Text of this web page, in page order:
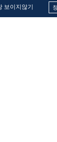
보이지않기